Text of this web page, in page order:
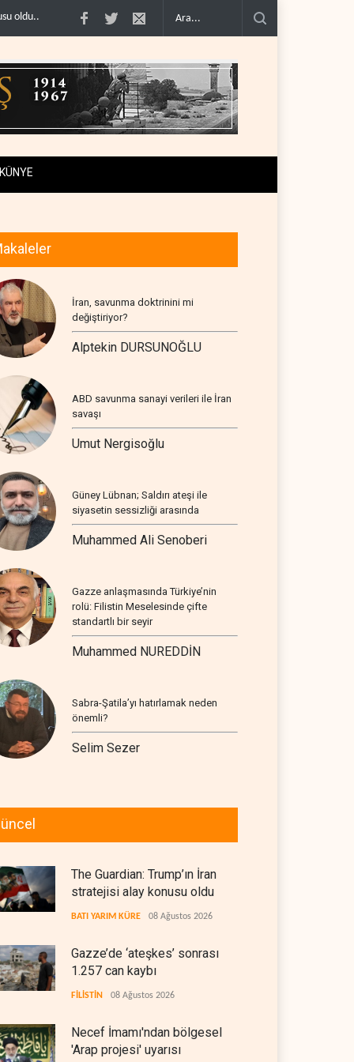
ABD’nin onlarca savaş uçağı da yetmedi: Hürmüz’de .. Necef İmamı'ndan
KÜNYE
İran, savunma doktrinini mi
değiştiriyor?
Alptekin DURSUNOĞLU
ABD savunma sanayi verileri ile İran
savaşı
Umut Nergisoğlu
Güney Lübnan; Saldırı ateşi ile
siyasetin sessizliği arasında
Muhammed Ali Senoberi
Gazze anlaşmasında Türkiye’nin
rolü: Filistin Meselesinde çifte
standartlı bir seyir
Muhammed NUREDDİN
Sabra-Şatila’yı hatırlamak neden
önemli?
Selim Sezer
The Guardian: Trump’ın İran
stratejisi alay konusu oldu
BATI YARIM KÜRE 08 Ağustos 2026
Gazze’de ‘ateşkes’ sonrası
1.257 can kaybı
FİLİSTİN 08 Ağustos 2026
Necef İmamı'ndan bölgesel
'Arap projesi' uyarısı